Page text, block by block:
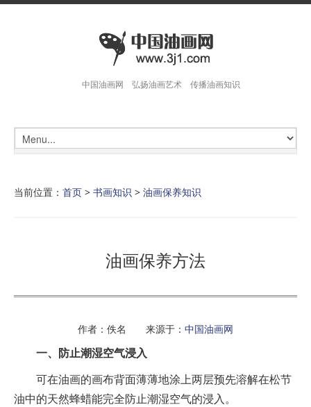
中国油画网 弘扬油画艺术 传播油画知识
当前位置： 首页 > 书画知识 > 油画保养知识
油画保养方法
作者：佚名 来源于： 中国油画网
一、防止潮湿空气浸入
可在油画的画布背面薄薄地涂上两层预先溶解在松节
油中的天然蜂蜡能完全防止潮湿空气的浸入。